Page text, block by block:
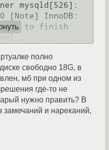
mysqld[526]:
[Note] InnoDB:
to finish
полно
свободно 18G, в
мб при одном из
где-то не
нужно править? В
замечаний и нареканий,